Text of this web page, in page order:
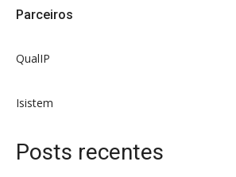
Parceiros
QualIP
Isistem
Posts recentes